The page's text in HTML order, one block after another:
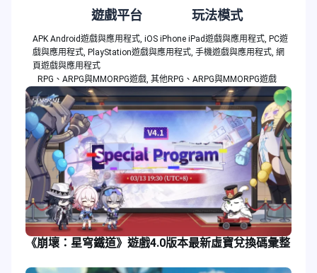
遊戲平台 玩法模式
APK Android遊戲與應用程式,iOS iPhone iPad遊戲與應用程式, PC遊
戲與應用程式, PlayStation遊戲與應用程式,手機遊戲與應用程式,網
頁遊戲與應用程式
RPG、ARPG與MMORPG遊戲, 其他RPG、ARPG與MMORPG遊戲
《崩壞：星穹鐵道》遊戲4.0版本最新虛寶兌換碼彙整